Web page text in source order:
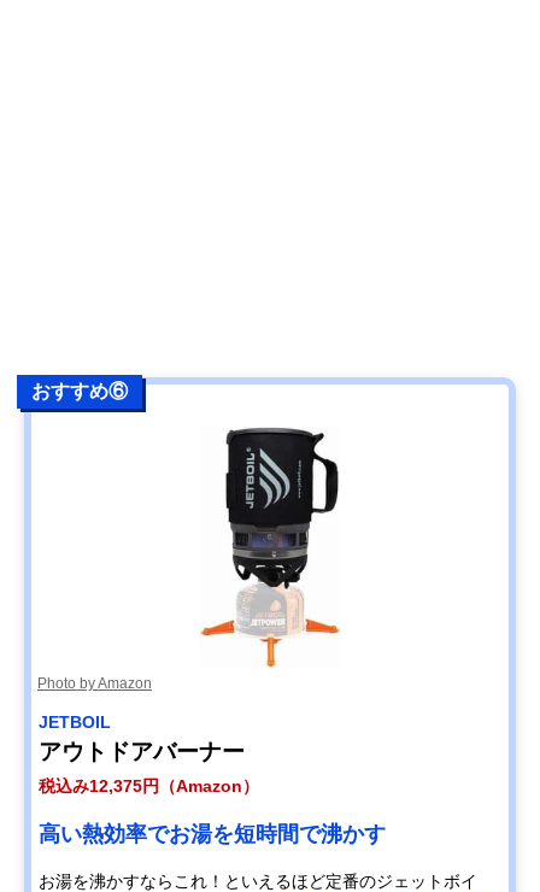
おすすめ⑥
Photo by Amazon
JETBOIL
アウトドアバーナー
税込み12,375円（Amazon）
高い熱効率でお湯を短時間で沸かす
お湯を沸かすならこれ！といえるほど定番のジェットボイ